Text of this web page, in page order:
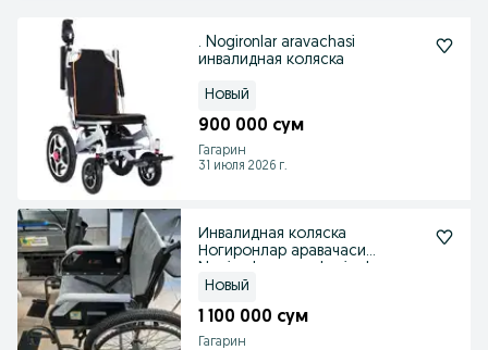
. Nogironlar aravachasi
инвалидная коляска
Новый
900 000 сум
Гагарин
31 июля 2026 г.
Инвалидная коляска
Ногиронлар аравачаси
Новый
1 100 000 сум
Гагарин